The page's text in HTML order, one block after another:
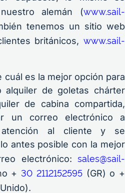
alemán (www.sail-
tenemos un sitio web
británicos, www.sail-
cuál es la mejor opción para
alquiler de goletas chárter
de cabina compartida,
un correo electrónico a
al cliente y se
antes posible con la mejor
electrónico: sales@sail-
+ 30 2112152595(GR) o +